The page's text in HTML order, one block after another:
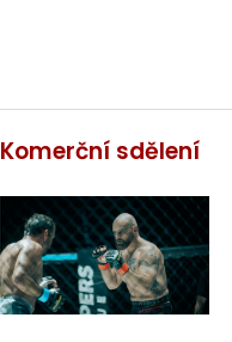
Komerční sdělení